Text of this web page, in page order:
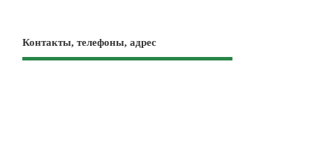
Контакты, телефоны, адрес